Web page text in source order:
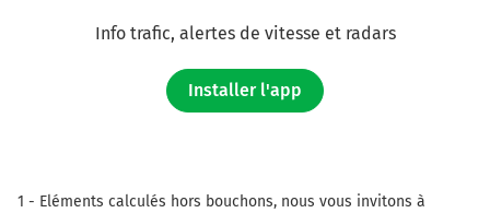
Info trafic, alertes de vitesse et radars
Installer l'app
1 - Eléments calculés hors bouchons, nous vous invitons à